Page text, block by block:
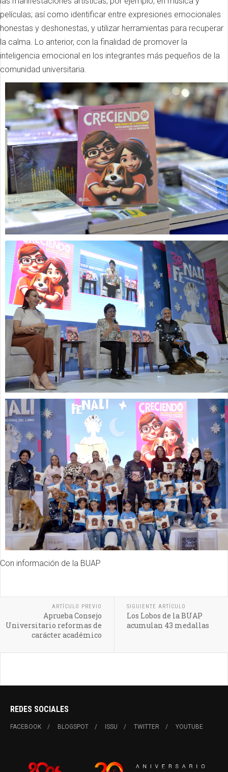
películas; así como identificar entre expresiones emocionales
honestas y deshonestas, y utilizar herramientas para recuperar
la calma. Lo anterior, con la finalidad de promover la
inteligencia emocional en los integrantes más pequeños de la
comunidad universitaria.
Con información de la BUAP
ARTÍCULO PREVIO
Aprueba Consejo
Universitario reformas de
carácter académico
SIGUIENTE ARTÍCULO
Los Lobos de la BUAP
acumulan 43 medallas
REDES SOCIALES
FACEBOOK BLOGSPOT ISSU TWITTER YOUTUBE